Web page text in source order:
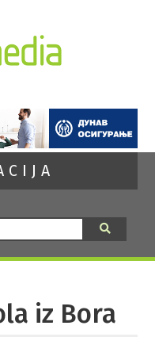
iz Bora